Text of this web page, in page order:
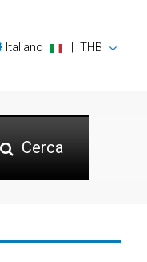
Italiano | THB
Cerca